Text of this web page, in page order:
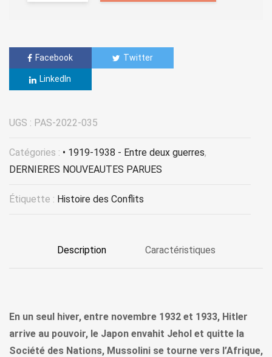
Facebook Twitter
LinkedIn
UGS : PAS-2022-035
Catégories : • 1919-1938 - Entre deux guerres,
DERNIERES NOUVEAUTES PARUES
Étiquette : Histoire des Conflits
Description Caractéristiques
En un seul hiver, entre novembre 1932 et 1933, Hitler
arrive au pouvoir, le Japon envahit Jehol et quitte la
Société des Nations, Mussolini se tourne vers l’Afrique,